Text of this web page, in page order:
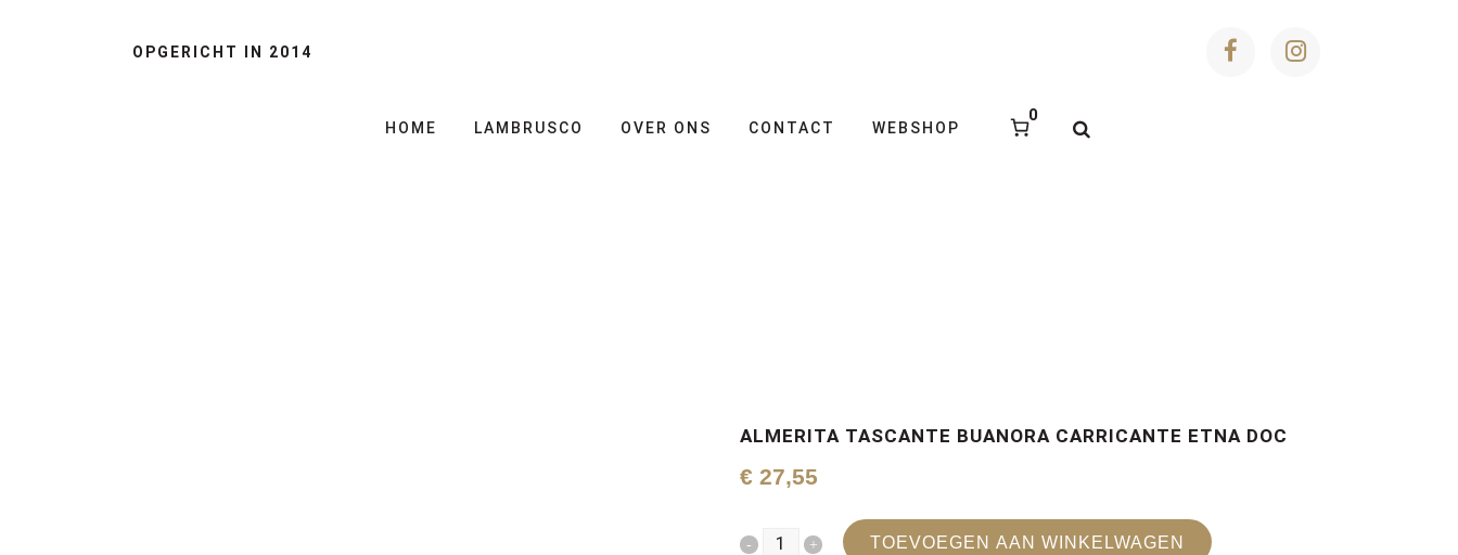
OPGERICHT IN 2014
HOME LAMBRUSCO OVER ONS CONTACT WEBSHOP
0
ALMERITA TASCANTE BUANORA CARRICANTE ETNA DOC
€ 27,55
Almerita
TOEVOEGEN AAN WINKELWAGEN